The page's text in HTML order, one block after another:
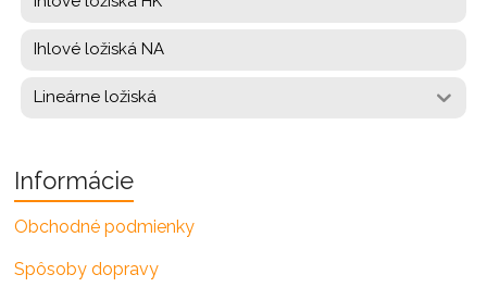
Ihlové ložiská NA
Lineárne ložiská
Informácie
Obchodné podmienky
Spôsoby dopravy